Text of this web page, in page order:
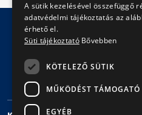
Impresszum Jogi nyilatkozat
Adatvédelmi politika és
A sütik kezelésével összefüggő
adatvédelmi tájékoztatás az
érhető el.
Süti tájékoztató Bővebben
KÖTELEZŐ SÜTIK
MŰKÖDÉST TÁMOGATÓ
EGYÉB